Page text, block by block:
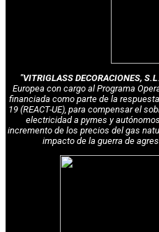
"VITRIGLASS DECORACIONES, S.L
Europea con cargo al Programa
financiada como parte de la
19 (REACT-UE), para compensar el
electricidad a pymes y
incremento de los precios del gas
impacto de la guerra de